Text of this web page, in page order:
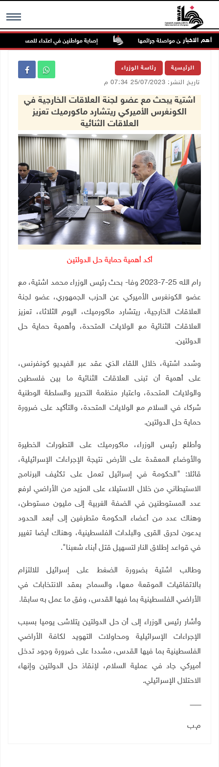
MENU أهم الاخبار
السجون من مواصلة جرائمها إصابة مواطنين في اعتداء للمستعمرين في
الرئيسية رئاسة الوزراء
تاريخ النشر: 25/07/2023 07:34 م
اشتية يبحث مع عضو لجنة العلاقات الخارجية في
الكونغرس الأميركي ريتشارد ماكورميك تعزيز
العلاقات الثنائية
أكد أهمية حماية حل الدولتين
رام الله 25-7-2023 وفا- بحث رئيس الوزراء محمد اشتية، مع
عضو الكونغرس الأميركي عن الحزب الجمهوري، عضو لجنة
العلاقات الخارجية، ريتشارد ماكورميك، اليوم الثلاثاء، تعزيز
العلاقات الثنائية مع الولايات المتحدة، وأهمية حماية حل
الدولتين.
وشدد اشتية، خلال اللقاء الذي عقد عبر الفيديو كونفرنس،
على أهمية أن تبنى العلاقات الثنائية ما بين فلسطين
والولايات المتحدة، واعتبار منظمة التحرير والسلطة الوطنية
شركاء في السلام مع الولايات المتحدة، والتأكيد على ضرورة
حماية حل الدولتين.
وأطلع رئيس الوزراء، ماكورميك على التطورات الخطيرة
والأوضاع المعقدة على الأرض نتيجة الإجراءات الإسرائيلية،
قائلا: "الحكومة في إسرائيل تعمل على تكثيف البرنامج
الاستيطاني من خلال الاستيلاء على المزيد من الأراضي لرفع
عدد المستوطنين في الضفة الغربية إلى مليون مستوطن،
وهناك عدد من أعضاء الحكومة متطرفين إلى أبعد الحدود
يدعون لحرق القرى والبلدات الفلسطينية، وهناك أيضا تغيير
في قواعد إطلاق النار لتسهيل قتل أبناء شعبنا"
.
وطالب اشتية بضرورة الضغط على إسرائيل للالتزام
بالاتفاقيات الموقعة معها، والسماح بعقد الانتخابات في
الأراضي الفلسطينية بما فيها القدس، وفق ما عمل به سابقا.
وأشار رئيس الوزراء إلى أن حل الدولتين يتلاشى يوميا بسبب
الإجراءات الإسرائيلية ومحاولات التهويد لكافة الأراضي
الفلسطينية بما فيها القدس، مشددا على ضرورة وجود تدخل
أميركي جاد في عملية السلام، لإنقاذ حل الدولتين وإنهاء
الاحتلال الإسرائيلي.
ـــــــــــ
م.ب